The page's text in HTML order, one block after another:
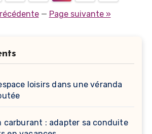
— Page suivante »
loisirs dans une véranda
carburant : adapter sa conduite